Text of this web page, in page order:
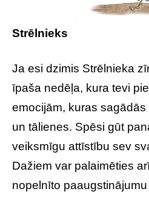
Strēlnieks
Ja esi dzimis Strēlnieka
īpaša nedēļa, kura tevi
emocijām, kuras
un tālienes. Spēsi gūt
veiksmīgu attīstību sev
Dažiem var palaimēties
nopelnīto